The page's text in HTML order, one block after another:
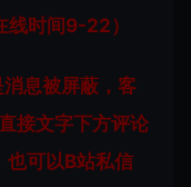
时间9-22）
息被屏蔽，客
接文字下方评论
也可以B站私信